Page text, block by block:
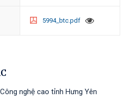
5994_btc.pdf
nghệ cao tỉnh Hưng Yên